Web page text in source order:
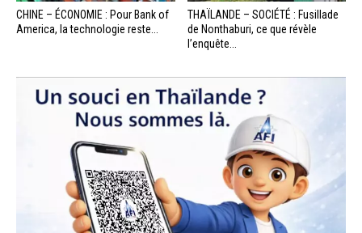
CHINE – ÉCONOMIE : Pour Bank of
America, la technologie reste...
THAÏLANDE – SOCIÉTÉ : Fusillade
de Nonthaburi, ce que révèle
l’enquête...